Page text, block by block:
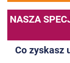
NASZA
Co zyskasz